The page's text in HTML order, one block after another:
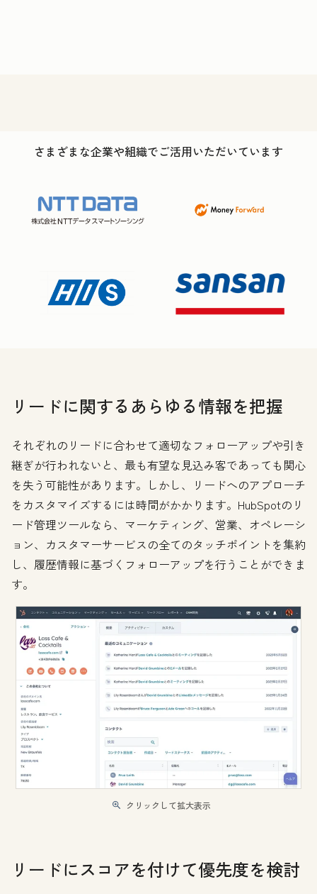
さまざまな企業や組織でご活用いただいています
リードに関するあらゆる情報を把握
それぞれのリードに合わせて適切なフォローアップや引き
継ぎが行われないと、最も有望な見込み客であっても関心
を失う可能性があります。しかし、リードへのアプローチ
をカスタマイズするには時間がかかります。HubSpotのリ
ード管理ツールなら、マーケティング、営業、オペレーシ
ョン、カスタマーサービスの全てのタッチポイントを集約
し、履歴情報に基づくフォローアップを行うことができま
す。
クリックして拡大表示
リードにスコアを付けて優先度を検討